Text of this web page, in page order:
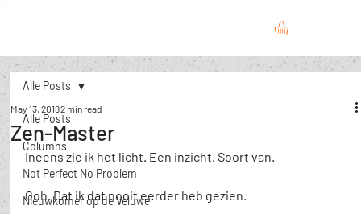
Alle Posts
Columns
Not Perfect No Problem
Nieuwkomer op de Veluwe
Alle Posts
Zen-Master
May 13, 20182 min read
Ineens zie ik het licht. Een inzicht. Soort van.
Goh. Dat ik dat nooit eerder heb gezien.